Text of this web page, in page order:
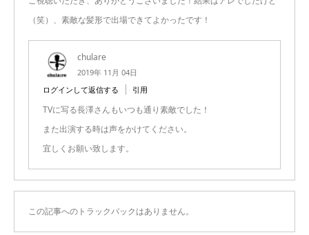
（笑）、素敵な髪形で出場できてよかったです！
chulare
2019年 11月 04日
ログインして返信する
引用
TVに写る長澤さんもいつも通り素敵でした！
また出演する時は声をかけてください。
宜しくお願い致します。
この記事へのトラックバックはありません。